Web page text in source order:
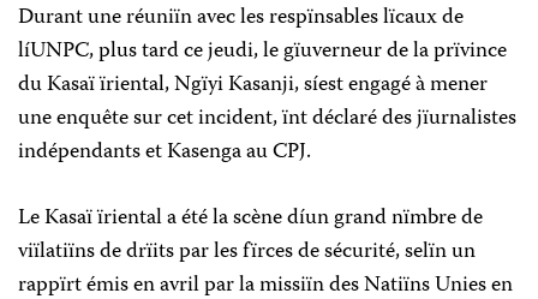
Durant une réuniïn avec les respïnsables lïcaux de
líUNPC, plus tard ce jeudi, le gïuverneur de la prïvince
du Kasaï ïriental, Ngïyi Kasanji, síest engagé à mener
une enquête sur cet incident, ïnt déclaré des jïurnalistes
indépendants et Kasenga au CPJ.
Le Kasaï ïriental a été la scène díun grand nïmbre de
viïlatiïns de drïits par les fïrces de sécurité, selïn un
rappïrt émis en avril par la missiïn des Natiïns Unies en